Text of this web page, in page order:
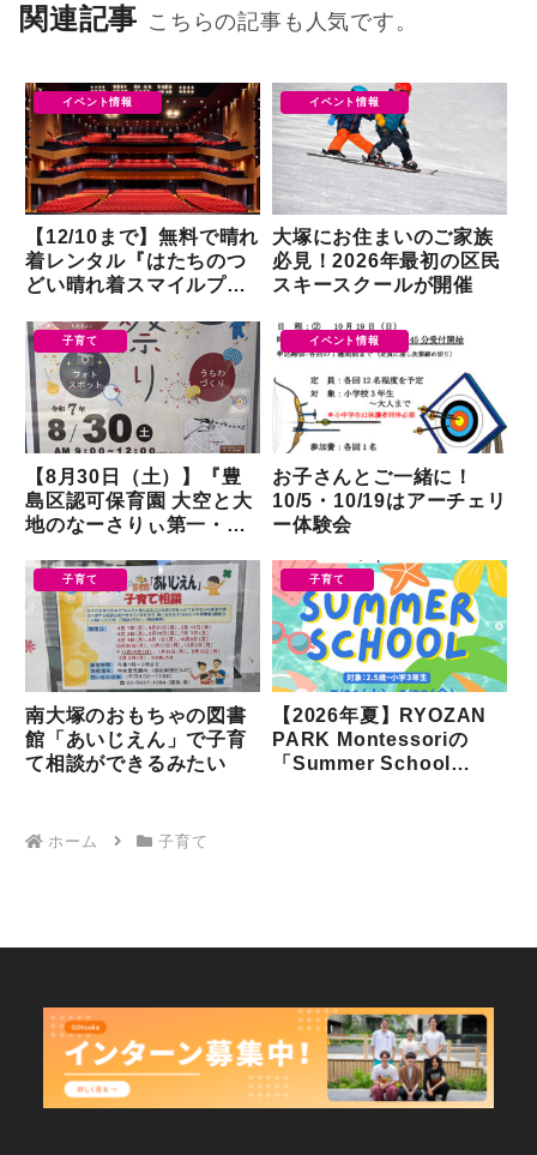
関連記事 こちらの記事も人気です。
イベント情報
【12/10まで】無料で晴れ
着レンタル『はたちのつ
どい晴れ着スマイルプロ
イベント情報
大塚にお住まいのご家族
必見！2026年最初の区民
スキースクールが開催
子育て
【8月30日（土）】『豊
島区認可保育園 大空と大
地のなーさりぃ第一・第
開催されるようです
イベント情報
お子さんとご一緒に！
10/5・10/19はアーチェリ
ー体験会
子育て
南大塚のおもちゃの図書
館「あいじえん」で子育
て相談ができるみたい
子育て
【2026年夏】RYOZAN
PARK Montessoriの
「Summer School
ホーム 子育て